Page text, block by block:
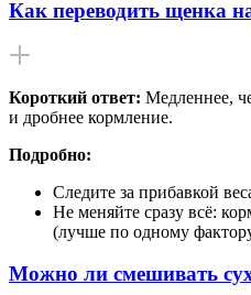
Как переводить щенка
Короткий ответ: Медленнее,
и дробнее кормление.
Подробно:
Следите за прибавкой
Не меняйте сразу всё:
(лучше по одному
Можно ли смешивать